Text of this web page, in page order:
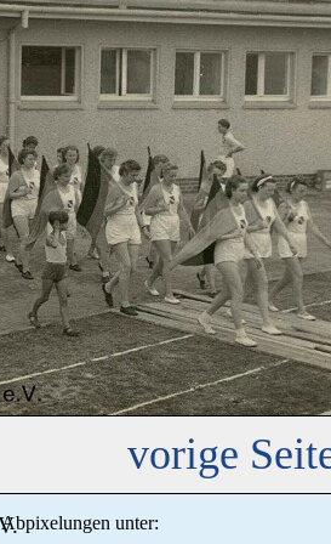
vorige
unter: